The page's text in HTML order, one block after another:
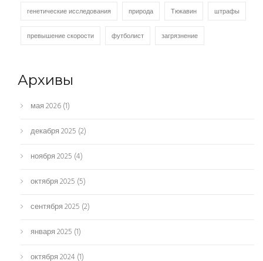
генетические исследования природа Тюкавин штрафы
превышение скорости футболист загрязнение
Архивы
мая 2026(1)
декабря 2025 (2)
ноября 2025 (4)
октября 2025 (5)
сентября 2025 (2)
января 2025 (1)
октября 2024 (1)